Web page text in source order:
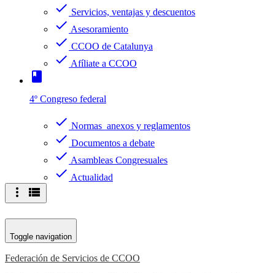
check Servicios, ventajas y descuentos
check Asesoramiento
check CCOO de Catalunya
check Afíliate a CCOO
book
4º Congreso federal
check Normas anexos y reglamentos
check Documentos a debate
check Asambleas Congresuales
check Actualidad
more_vert view_list
Toggle navigation
Federación de Servicios de CCOO